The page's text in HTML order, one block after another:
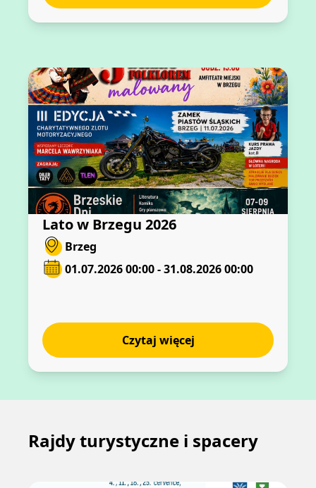
Lato w Brzegu 2026
Brzeg
01.07.2026 00:00 - 31.08.2026 00:00
Czytaj więcej
Rajdy turystyczne i spacery